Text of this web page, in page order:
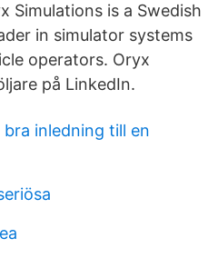
Simulations is a Swedish
in simulator systems
operators. Oryx
på LinkedIn.
inledning till en